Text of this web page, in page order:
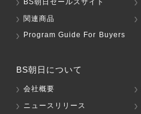
関連商品
Program Guide For Buyers
BS朝日について
会社概要
ニュースリリース